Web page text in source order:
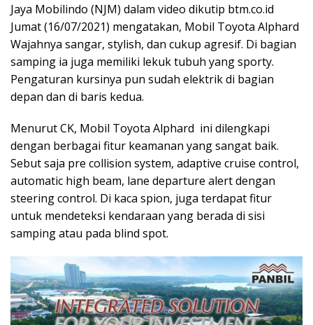
Jaya Mobilindo (NJM) dalam video dikutip btm.co.id
Jumat (16/07/2021) mengatakan, Mobil Toyota Alphard
Wajahnya sangar, stylish, dan cukup agresif. Di bagian
samping ia juga memiliki lekuk tubuh yang sporty.
Pengaturan kursinya pun sudah elektrik di bagian
depan dan di baris kedua.
Menurut CK, Mobil Toyota Alphard ini dilengkapi
dengan berbagai fitur keamanan yang sangat baik.
Sebut saja pre collision system, adaptive cruise control,
automatic high beam, lane departure alert dengan
steering control. Di kaca spion, juga terdapat fitur
untuk mendeteksi kendaraan yang berada di sisi
samping atau pada blind spot.